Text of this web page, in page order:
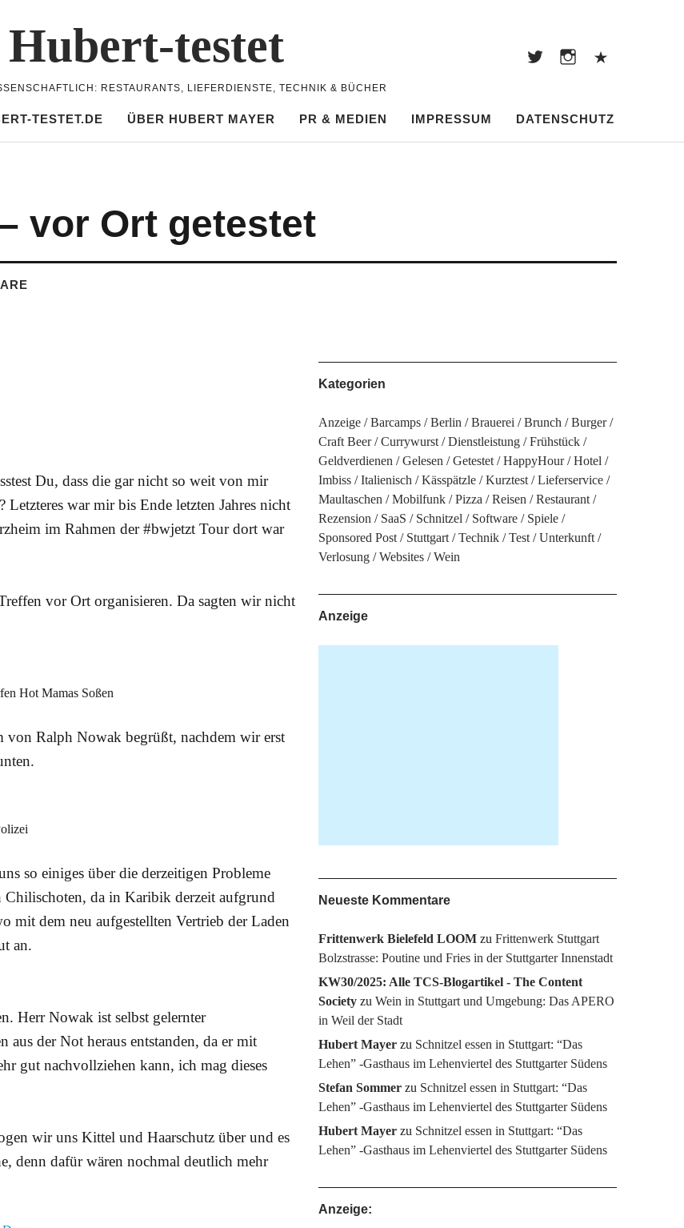
Hubert-testet
RESTAURANTS, LIEFERDIENSTE, TECHNIK & BÜCHER
TESTET.DE ÜBER HUBERT MAYER PR & MEDIEN IMPRESSUM DATENSCHUTZ
vor Ort getestet
Du, dass die gar nicht so weit von mir
war mir bis Ende letzten Jahres nicht
im Rahmen der #bwjetzt Tour dort war
vor Ort organisieren. Da sagten wir nicht
Hot Mamas Soßen
Ralph Nowak begrüßt, nachdem wir erst
so einiges über die derzeitigen Probleme
da in Karibik derzeit aufgrund
mit dem neu aufgestellten Vertrieb der Laden
an.
Herr Nowak ist selbst gelernter
aus der Not heraus entstanden, da er mit
gut nachvollziehen kann, ich mag dieses
wir uns Kittel und Haarschutz über und es
denn dafür wären nochmal deutlich mehr
Kategorien
Anzeige Barcamps Berlin Brauerei Brunch
Burger
Craft Beer
Currywurst Dienstleistung
Frühstück
Geldverdienen
Gelesen Getestet HappyHour
Hotel
Imbiss
Italienisch Kässpätzle Kurztest
Lieferservice
Maultaschen
Mobilfunk Pizza Reisen
Restaurant
Rezension
SaaS Schnitzel Software
Spiele
Sponsored Post
Stuttgart Technik Test
Unterkunft
Verlosung
Websites Wein
Anzeige
Neueste Kommentare
Frittenwerk Bielefeld LOOMzu Frittenwerk Stuttgart
Bolzstrasse: Poutine und Fries in der Stuttgarter Innenstadt
KW30/2025: Alle TCS-Blogartikel - The Content
Societyzu Wein in Stuttgart und Umgebung: Das APERO
in Weil der Stadt
Hubert Mayerzu Schnitzel essen in Stuttgart: “Das
Lehen” -Gasthaus im Lehenviertel des Stuttgarter Südens
Stefan Sommerzu Schnitzel essen in Stuttgart: “Das
Lehen” -Gasthaus im Lehenviertel des Stuttgarter Südens
Hubert Mayerzu Schnitzel essen in Stuttgart: “Das
Lehen” -Gasthaus im Lehenviertel des Stuttgarter Südens
Anzeige: